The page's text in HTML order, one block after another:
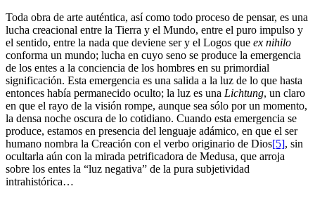
Toda obra de arte auténtica, así como todo proceso de pensar, es una
lucha creacional entre la Tierra y el Mundo, entre el puro impulso y
el sentido, entre la nada que deviene ser y el Logos que ex nihilo
conforma un mundo; lucha en cuyo seno se produce la emergencia
de los entes a la conciencia de los hombres en su primordial
significación. Esta emergencia es una salida a la luz de lo que hasta
entonces había permanecido oculto; la luz es una Lichtung, un claro
en que el rayo de la visión rompe, aunque sea sólo por un momento,
la densa noche oscura de lo cotidiano. Cuando esta emergencia se
produce, estamos en presencia del lenguaje adámico, en que el ser
humano nombra la Creación con el verbo originario de Dios[5], sin
ocultarla aún con la mirada petrificadora de Medusa, que arroja
sobre los entes la “luz negativa” de la pura subjetividad
intrahistórica…